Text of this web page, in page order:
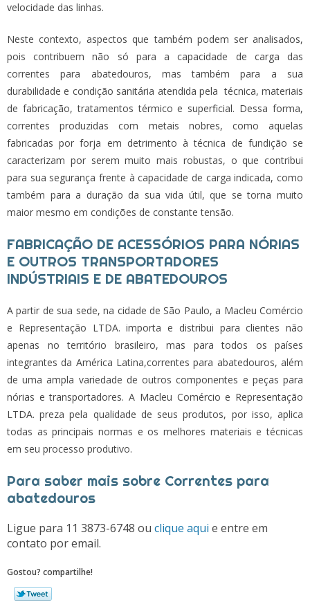
velocidade das linhas.
Neste contexto, aspectos que também podem ser analisados,
pois contribuem não só para a capacidade de carga das
correntes para abatedouros, mas também para a sua
durabilidade e condição sanitária atendida pela técnica, materiais
de fabricação, tratamentos térmico e superficial. Dessa forma,
correntes produzidas com metais nobres, como aquelas
fabricadas por forja em detrimento à técnica de fundição se
caracterizam por serem muito mais robustas, o que contribui
para sua segurança frente à capacidade de carga indicada, como
também para a duração da sua vida útil, que se torna muito
maior mesmo em condições de constante tensão.
FABRICAÇÃO DE ACESSÓRIOS PARA NÓRIAS
E OUTROS TRANSPORTADORES
INDÚSTRIAIS E DE ABATEDOUROS
A partir de sua sede, na cidade de São Paulo, a Macleu Comércio
e Representação LTDA. importa e distribui para clientes não
apenas no território brasileiro, mas para todos os países
integrantes da América Latina,correntes para abatedouros, além
de uma ampla variedade de outros componentes e peças para
nórias e transportadores. A Macleu Comércio e Representação
LTDA. preza pela qualidade de seus produtos, por isso, aplica
todas as principais normas e os melhores materiais e técnicas
em seu processo produtivo.
Para saber mais sobre Correntes para
abatedouros
Ligue para 11 3873-6748 ou clique aqui e entre em
contato por email.
Gostou? compartilhe!